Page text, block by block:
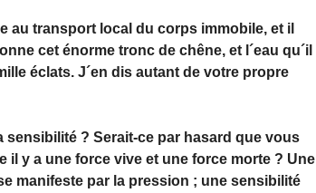
au transport local du corps immobile, et il
cet énorme tronc de chêne, et l´eau qu´il
éclats. J´en dis autant de votre propre
sensibilité ? Serait-ce par hasard que vous
y a une force vive et une force morte ? Une
manifeste par la pression ; une sensibilité